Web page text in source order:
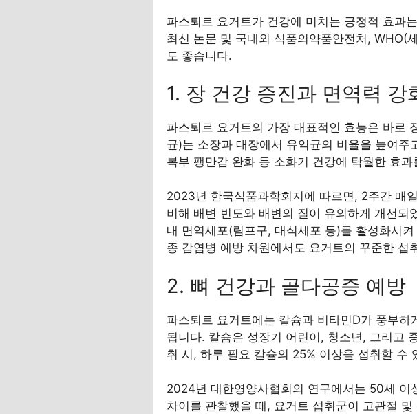
파스퇴르 요거트가 건강에 미치는 긍정적 효과
최신 논문 및 국내외 식품의약품안전처, WHO(
도 좋습니다.
1. 장 건강 증진과 면역력 강
파스퇴르 요거트의 가장 대표적인 효능은 바로
균)는 소장과 대장에서 유익균의 비율을 높여
복부 팽만감 완화 등 소화기 건강에 탁월한 효과
2023년 한국식품과학회지에 따르면, 2주간 매
비해 배변 빈도와 배변의 질이 유의하게 개선
내 면역세포(림프구, 대식세포 등)를 활성화시
종 감염병 예방 차원에서도 요거트의 꾸준한 섭
2. 뼈 건강과 골다공증 예방
파스퇴르 요거트에는 칼슘과 비타민D가 풍부
됩니다. 칼슘은 성장기 어린이, 청소년, 그리고
취 시, 하루 필요 칼슘의 25% 이상을 섭취할 수
2024년 대한영양사협회의 연구에서는 50세
차이를 관찰했을 때, 요거트 섭취군이 고관절